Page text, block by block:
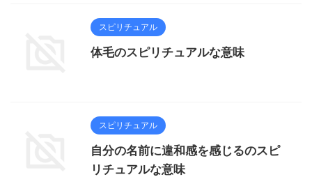
スピリチュアル
体毛のスピリチュアルな意味
スピリチュアル
自分の名前に違和感を感じるのスピ
リチュアルな意味